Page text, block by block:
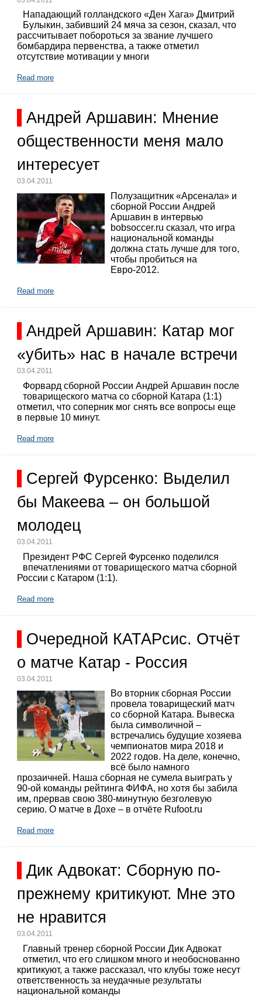
Нападающий голландского «Ден Хага» Дмитрий
Булыкин, забивший 24 мяча за сезон, сказал, что
рассчитывает побороться за звание лучшего
бомбардира первенства, а также отметил
отсутствие мотивации у многи
Read more
Андрей Аршавин: Мнение
общественности меня мало
интересует
03.04.2011
Полузащитник «Арсенала» и
сборной России Андрей
Аршавин в интервью
bobsoccer.ru сказал, что игра
национальной команды
должна стать лучше для того,
чтобы пробиться на
Евро-2012.
Read more
Андрей Аршавин: Катар мог
«убить» нас в начале встречи
03.04.2011
Форвард сборной России Андрей Аршавин после
товарищеского матча со сборной Катара (1:1)
отметил, что соперник мог снять все вопросы еще
в первые 10 минут.
Read more
Сергей Фурсенко: Выделил
бы Макеева – он большой
молодец
03.04.2011
Президент РФС Сергей Фурсенко поделился
впечатлениями от товарищеского матча сборной
России с Катаром (1:1).
Read more
Очередной КАТАРсис. Отчёт
о матче Катар - Россия
03.04.2011
Во вторник сборная России
провела товарищеский матч
со сборной Катара. Вывеска
была символичной –
встречались будущие хозяева
чемпионатов мира 2018 и
2022 годов. На деле, конечно,
всё было намного
прозаичней. Наша сборная не сумела выиграть у
90-ой команды рейтинга ФИФА, но хотя бы забила
им, прервав свою 380-минутную безголевую
серию. О матче в Дохе – в отчёте Rufoot.ru
Read more
Дик Адвокат: Сборную по-
прежнему критикуют. Мне это
не нравится
03.04.2011
Главный тренер сборной России Дик Адвокат
отметил, что его слишком много и необоснованно
критикуют, а также рассказал, что клубы тоже несут
ответственность за неудачные результаты
национальной команды